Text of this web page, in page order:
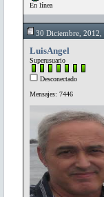
En línea
30 Diciembre, 2012,
LuisAngel
Superusuario
Desconectado
Mensajes: 7446